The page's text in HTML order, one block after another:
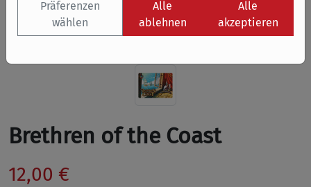
Brethren of the Coast
12,00 €
Präferenzen
wählen
Alle
ablehnen
Alle
akzeptieren